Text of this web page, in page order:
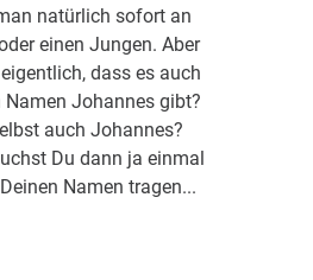
natürlich sofort an
einen Jungen. Aber
dass es auch
Namen Johannes gibt?
auch Johannes?
Du dann ja einmal
Namen tragen...